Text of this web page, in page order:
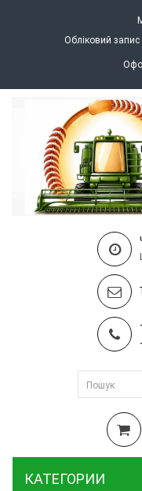
Обліковий запис
КАТЕГОРИИ